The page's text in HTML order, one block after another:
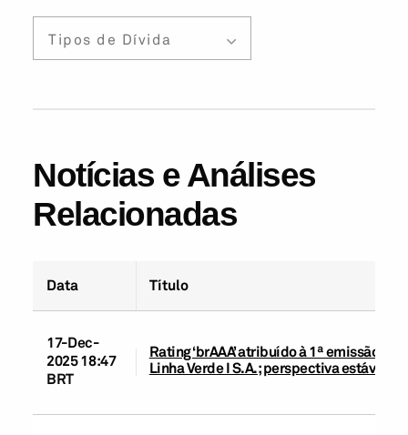
Tipos de Dívida
Notícias e Análises
Relacionadas
Data Título
17-Dec-
2025 18:47
BRT
Rating ‘brAAA’ atribuído à 1ª emissão
Linha Verde I S.A.; perspectiva estável